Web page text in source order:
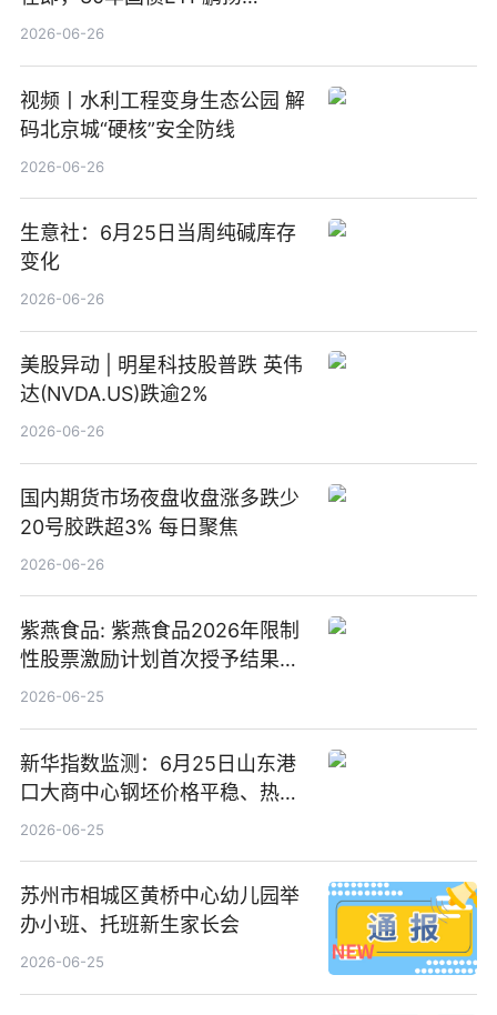
(511090) 盘中小幅上涨
2026-06-26
视频丨水利工程变身生态公园 解
码北京城“硬核”安全防线
2026-06-26
生意社：6月25日当周纯碱库存
变化
2026-06-26
美股异动 | 明星科技股普跌 英伟
达(NVDA.US)跌逾2%
2026-06-26
国内期货市场夜盘收盘涨多跌少
20号胶跌超3% 每日聚焦
2026-06-26
紫燕食品: 紫燕食品2026年限制
性股票激励计划首次授予结果公
告-微资讯
2026-06-25
新华指数监测：6月25日山东港
口大商中心钢坯价格平稳、热轧
C料价格微幅下跌
2026-06-25
苏州市相城区黄桥中心幼儿园举
办小班、托班新生家长会
2026-06-25